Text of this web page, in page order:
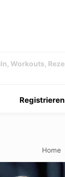
Registrieren
Home